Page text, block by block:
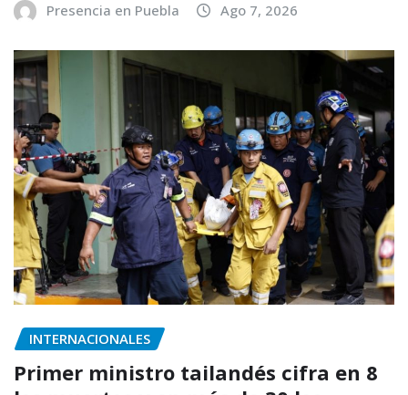
Presencia en Puebla Ago 7, 2026
INTERNACIONALES
Primer ministro tailandés cifra en 8